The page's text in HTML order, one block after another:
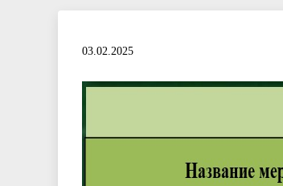
03.02.2025